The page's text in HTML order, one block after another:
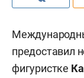
предоставил
фигуристке